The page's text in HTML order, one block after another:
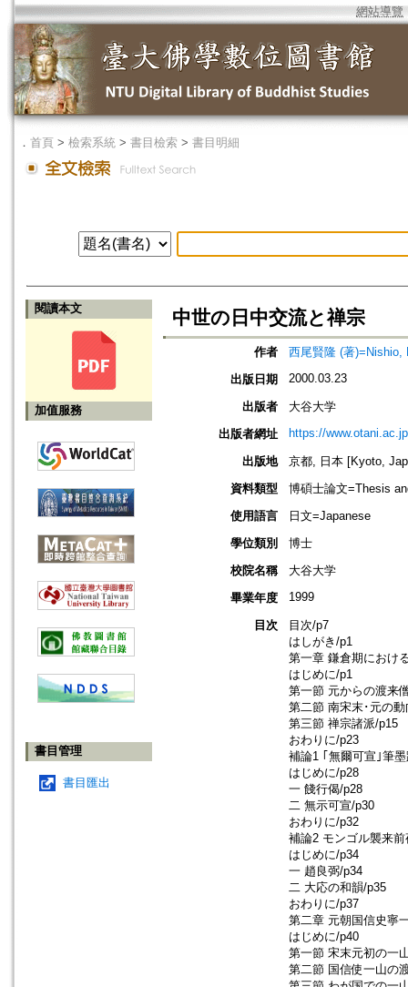
網站導覽
． 首頁 > 檢索系統 > 書目檢索 > 書目明細
閱讀本文
加值服務
書目管理
書目匯出
中世の日中交流と禅宗
作者
西尾賢隆 (著)=Nishio,
出版日期
2000.03.23
出版者
大谷大学
出版者網址
https://
出版地
京都, 日本 [Kyoto,
資料類型
博碩士論文=Thesis
使用語言
日文=Japanese
學位類別
博士
校院名稱
大谷大学
畢業年度
1999
目次
目次/p7
はしがき/p1
第一章 鎌倉期におけ
はじめに/p1
第一節 元からの渡来
第二節 南宋末･元の動
第三節 禅宗諸派/p15
おわりに/p23
補論1 ｢無爾可宣｣筆
はじめに/p28
一 餞行偈/p28
二 無示可宣/p30
おわりに/p32
補論2 モンゴル襲来
はじめに/p34
一 趙良弼/p34
二 大応の和韻/p35
おわりに/p37
第二章 元朝国信史寧
はじめに/p40
第一節 宋末元初の一
第二節 国信使一山の